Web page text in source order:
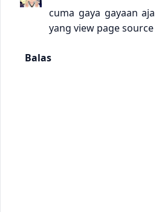
cuma gaya gayaan
yang view page source
Balas